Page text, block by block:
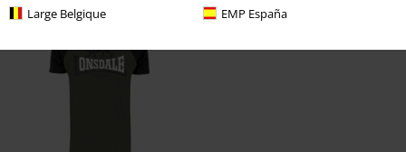
Large Belgique EMP España